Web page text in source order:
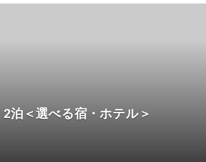
＜選べる宿・ホテル＞